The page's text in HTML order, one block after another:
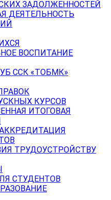
ЗАДОЛЖЕННОСТЕЙ
ДЕЯТЕЛЬНОСТЬ
ВОСПИТАНИЕ
ССК «ТОБМК»
КУРСОВ
ИТОГОВАЯ
ТРУДОУСТРОЙСТВУ
СТУДЕНТОВ